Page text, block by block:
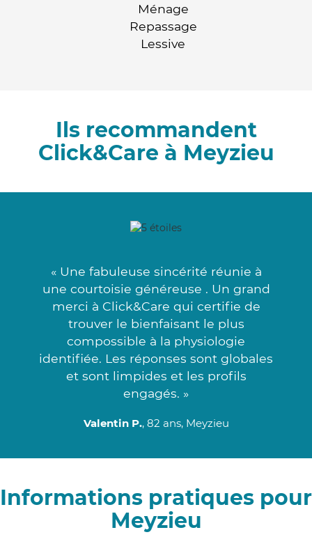
Ménage
Repassage
Lessive
Ils recommandent
Click&Care à Meyzieu
« Une fabuleuse sincérité réunie à
une courtoisie généreuse . Un grand
merci à Click&Care qui certifie de
trouver le bienfaisant le plus
compossible à la physiologie
identifiée. Les réponses sont globales
et sont limpides et les profils
engagés. »
Valentin P., 82 ans, Meyzieu
Informations pratiques pour
Meyzieu